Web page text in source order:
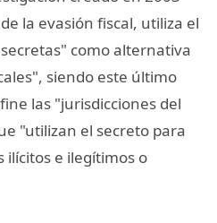
la evasión fiscal, utiliza el
como alternativa
siendo este último
las "jurisdicciones del
"utilizan el secreto para
e ilegítimos o